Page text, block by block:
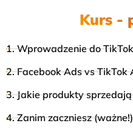
Kurs -
1. Wprowadzenie do
2. Facebook Ads vs TikTok
3. Jakie produkty sprzedają
4. Zanim zaczniesz (ważne!)